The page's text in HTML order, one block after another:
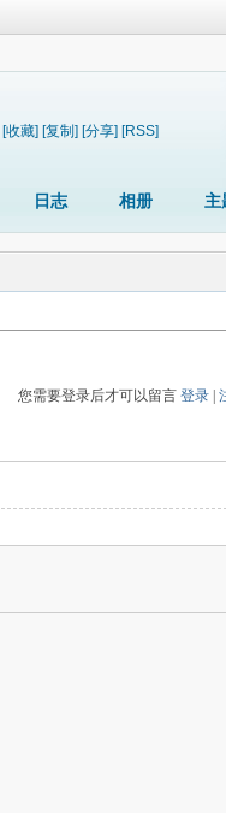
[收藏] [复制] [分享] [RSS]
日志 相册 主
您需要登录后才可以留言登录 |